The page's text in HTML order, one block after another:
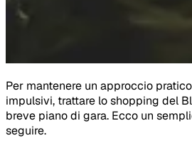
Per mantenere un approccio
impulsivi, trattare lo shopping del
breve piano di gara. Ecco un
seguire.